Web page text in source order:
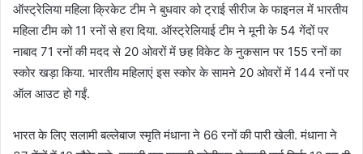
ऑस्ट्रेलिया महिला क्रिकेट टीम ने बुधवार को ट्राई सीरीज के फाइनल में भारतीय
महिला टीम को 11 रनों से हरा दिया. ऑस्ट्रेलियाई टीम ने मूनी के 54 गेंदों पर
नाबाद 71 रनों की मदद से 20 ओवरों में छह विकेट के नुकसान पर 155 रनों का
स्कोर खड़ा किया. भारतीय महिलाएं इस स्कोर के सामने 20 ओवरों में 144 रनों पर
ऑल आउट हो गईं.
भारत के लिए सलामी बल्लेबाज स्मृति मंधाना ने 66 रनों की पारी खेली. मंधाना ने